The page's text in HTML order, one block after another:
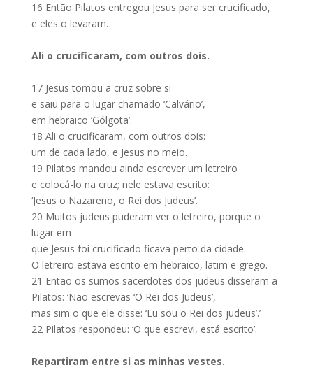
16 Então Pilatos entregou Jesus para ser crucificado,
e eles o levaram.
Ali o crucificaram, com outros dois.
17 Jesus tomou a cruz sobre si
e saiu para o lugar chamado ‘Calvário’,
em hebraico ‘Gólgota’.
18 Ali o crucificaram, com outros dois:
um de cada lado, e Jesus no meio.
19 Pilatos mandou ainda escrever um letreiro
e colocá-lo na cruz; nele estava escrito:
‘Jesus o Nazareno, o Rei dos Judeus’.
20 Muitos judeus puderam ver o letreiro, porque o
lugar em
que Jesus foi crucificado ficava perto da cidade.
O letreiro estava escrito em hebraico, latim e grego.
21 Então os sumos sacerdotes dos judeus disseram a
Pilatos: ‘Não escrevas ‘O Rei dos Judeus’,
mas sim o que ele disse: ‘Eu sou o Rei dos judeus’.’
22 Pilatos respondeu: ‘O que escrevi, está escrito’.
Repartiram entre si as minhas vestes.